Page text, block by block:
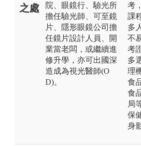
之處
院、眼鏡行、驗光所
擔任驗光師、可至鏡
片、隱形眼鏡公司擔
任鏡片設計人員、開
業當老闆，或繼續進
修升學，亦可出國深
造成為視光醫師(O
D)。
考
課
多
不
考
多
理
食
食
局
保
身